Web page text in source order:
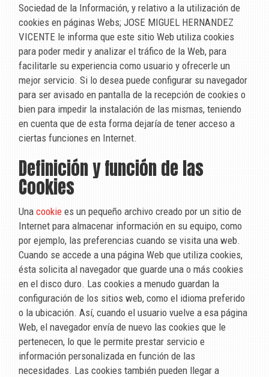
Sociedad de la Información, y relativo a la utilización de
cookies en páginas Webs; JOSE MIGUEL HERNANDEZ
VICENTE le informa que este sitio Web utiliza cookies
para poder medir y analizar el tráfico de la Web, para
facilitarle su experiencia como usuario y ofrecerle un
mejor servicio. Si lo desea puede configurar su navegador
para ser avisado en pantalla de la recepción de cookies o
bien para impedir la instalación de las mismas, teniendo
en cuenta que de esta forma dejaría de tener acceso a
ciertas funciones en Internet.
Definición y función de las
Cookies
Una cookie es un pequeño archivo creado por un sitio de
Internet para almacenar información en su equipo, como
por ejemplo, las preferencias cuando se visita una web.
Cuando se accede a una página Web que utiliza cookies,
ésta solicita al navegador que guarde una o más cookies
en el disco duro. Las cookies a menudo guardan la
configuración de los sitios web, como el idioma preferido
o la ubicación. Así, cuando el usuario vuelve a esa página
Web, el navegador envía de nuevo las cookies que le
pertenecen, lo que le permite prestar servicio e
información personalizada en función de las
necesidades. Las cookies también pueden llegar a